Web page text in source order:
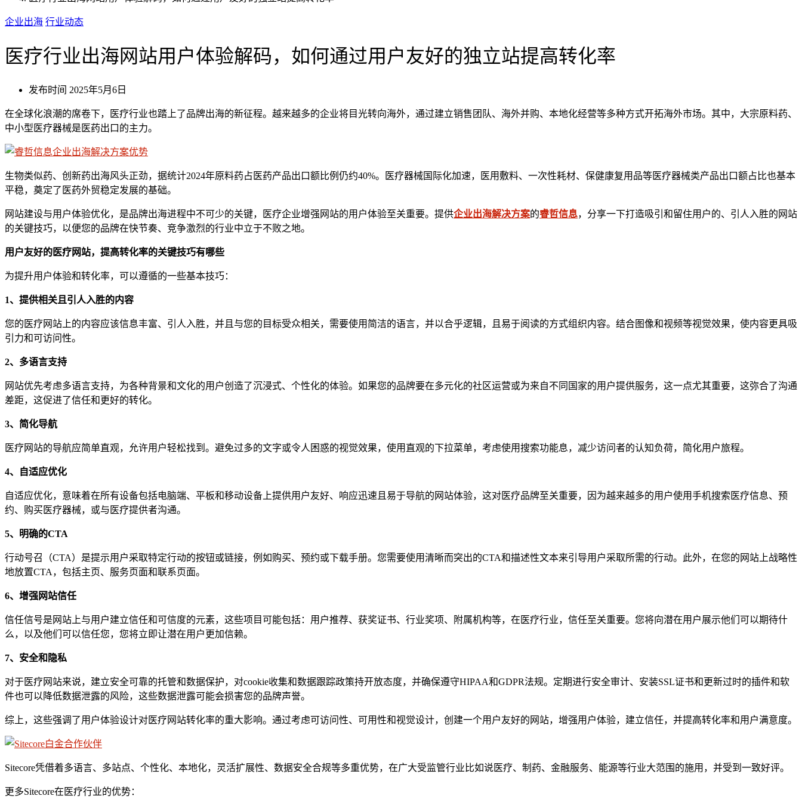
企业出海 行业动态
医疗行业出海网站用户体验解码，如何通过用户友好的独立站提高转化率
发布时间 2025年5月6日
在全球化浪潮的席卷下，医疗行业也踏上了品牌出海的新征程。越来越多的企业将目光转向海外，通过建立销售团队、海外并购、本地化经营等多种方式开拓海外市场。其中，大宗原料药、
中小型医疗器械是医药出口的主力。
生物类似药、创新药出海风头正劲，据统计2024年原料药占医药产品出口额比例仍约40%。医疗器械国际化加速，医用敷料、一次性耗材、保健康复用品等医疗器械类产品出口额占比也基本
平稳，奠定了医药外贸稳定发展的基础。
网站建设与用户体验优化，是品牌出海进程中不可少的关键，医疗企业增强网站的用户体验至关重要。提供企业出海解决方案的睿哲信息，分享一下打造吸引和留住用户的、引人入胜的网站
的关键技巧，以便您的品牌在快节奏、竞争激烈的行业中立于不败之地。
用户友好的医疗网站， 提高转化率的关键技巧有哪些
为提升用户体验和转化率，可以遵循的一些基本技巧：
1、 提供相关且引人入胜的内容
您的医疗网站上的内容应该信息丰富、引人入胜，并且与您的目标受众相关，需要使用简洁的语言，并以合乎逻辑，且易于阅读的方式组织内容。结合图像和视频等视觉效果，使内容更具吸
引力和可访问性。
2、 多语言支持
网站优先考虑多语言支持，为各种背景和文化的用户创造了沉浸式、个性化的体验。如果您的品牌要在多元化的社区运营或为来自不同国家的用户提供服务，这一点尤其重要，这弥合了沟通
差距，这促进了信任和更好的转化。
3、 简化导航
医疗网站的导航应简单直观，允许用户轻松找到。避免过多的文字或令人困惑的视觉效果，使用直观的下拉菜单，考虑使用搜索功能息，减少访问者的认知负荷，简化用户旅程。
4、自适应优化
自适应优化，意味着在所有设备包括电脑端、平板和移动设备上提供用户友好、响应迅速且易于导航的网站体验，这对医疗品牌至关重要，因为越来越多的用户使用手机搜索医疗信息、预
约、购买医疗器械，或与医疗提供者沟通。
5、 明确的CTA
行动号召（CTA）是提示用户采取特定行动的按钮或链接，例如购买、预约或下载手册。您需要使用清晰而突出的CTA和描述性文本来引导用户采取所需的行动。此外，在您的网站上战略性
地放置CTA，包括主页、服务页面和联系页面。
6、增强网站信任
信任信号是网站上与用户建立信任和可信度的元素，这些项目可能包括：用户推荐、获奖证书、行业奖项、附属机构等，在医疗行业，信任至关重要。您将向潜在用户展示他们可以期待什
么，以及他们可以信任您，您将立即让潜在用户更加信赖。
7、 安全和隐私
对于医疗网站来说，建立安全可靠的托管和数据保护，对cookie收集和数据跟踪政策持开放态度，并确保遵守HIPAA和GDPR法规。定期进行安全审计、安装SSL证书和更新过时的插件和软
件也可以降低数据泄露的风险，这些数据泄露可能会损害您的品牌声誉。
综上，这些强调了用户体验设计对医疗网站转化率的重大影响。通过考虑可访问性、可用性和视觉设计，创建一个用户友好的网站，增强用户体验，建立信任，并提高转化率和用户满意度。
Sitecore凭借着多语言、多站点、个性化、本地化，灵活扩展性、数据安全合规等多重优势，在广大受监管行业比如说医疗、制药、金融服务、能源等行业大范围的施用，并受到一致好评。
更多Sitecore在医疗行业的优势：